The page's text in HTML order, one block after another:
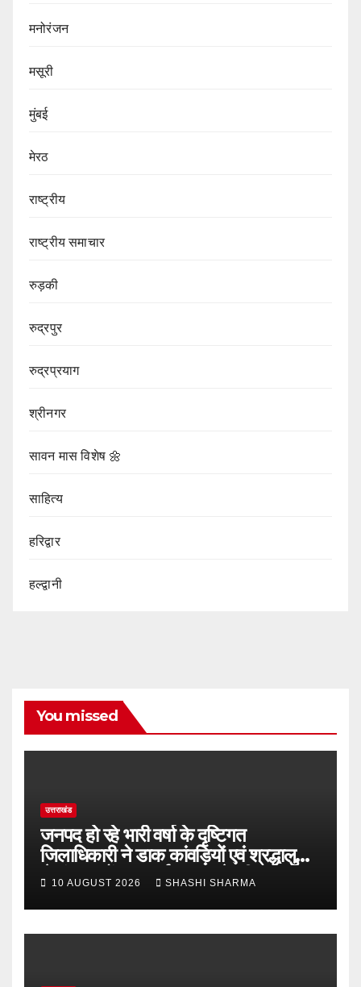
मनोरंजन
मसूरी
मुंबई
मेरठ
राष्ट्रीय
राष्ट्रीय समाचार
रुड़की
रुद्रपुर
रुद्रप्रयाग
श्रीनगर
सावन मास विशेष 🌼
साहित्य
हरिद्वार
हल्द्वानी
You missed
उत्तराखंड
जनपद हो रहे भारी वर्षा के दृष्टिगत
जिलाधिकारी ने डाक कांवड़ियों एवं श्रद्धालुओं
से गंगा घाटों पर सतर्कता बरतने की गयी
10 AUGUST 2026 SHASHI SHARMA